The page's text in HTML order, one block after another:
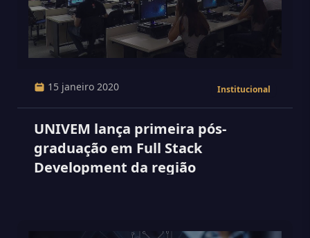
15 janeiro 2020 Institucional
UNIVEM lança primeira pós-
graduação em Full Stack
Development da região